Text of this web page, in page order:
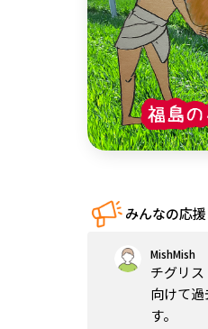
みんなの応
MishMish
チグリ
向けて
す。